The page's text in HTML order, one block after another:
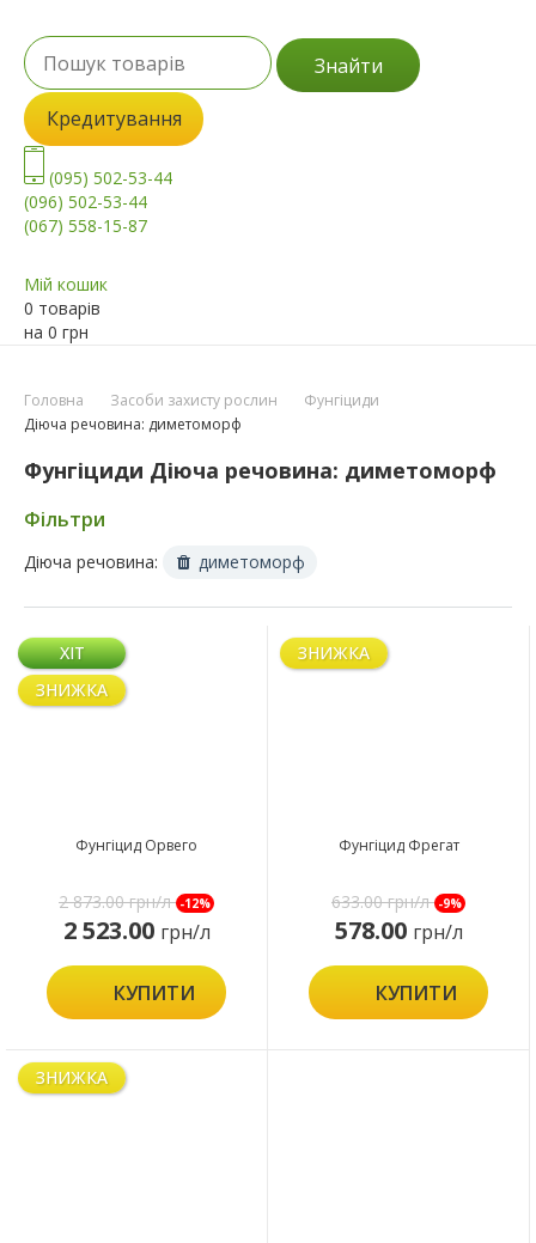
Знайти
Кредитування
(095) 502-53-44
(096) 502-53-44
(067) 558-15-87
Мій кошик
0 товарів
на 0 грн
Головна Засоби захисту рослин
Фунгіциди
Діюча речовина: диметоморф
Фунгіциди Діюча речовина: диметоморф
Фільтри
Діюча речовина: диметоморф
ХІТ
ЗНИЖКА
Фунгіцид Орвего
2 873.00грн/л -12%
2 523.00 грн/л
КУПИТИ
ЗНИЖКА
Фунгіцид Фрегат
633.00грн/л -9%
578.00 грн/л
КУПИТИ
ЗНИЖКА